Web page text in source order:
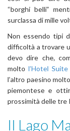
“borghi belli”
surclassa di mille
Non essendo tipi
difficoltà a trovare
devo dire che,
moltol’Hotel
l’altro paesino
piemontese e
prossimità delle tre
Il Lago